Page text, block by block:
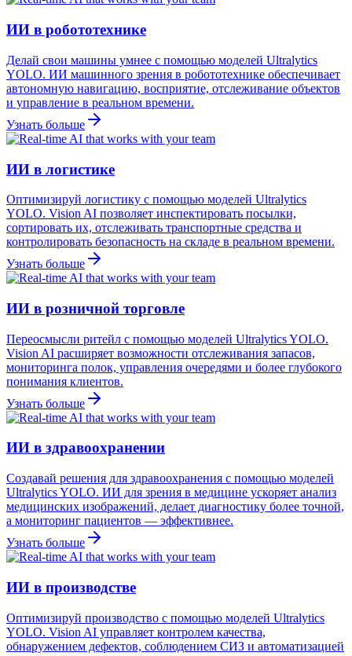
ИИ в робототехнике
Делай свои машины умнее с помощью моделей Ultralytics
YOLO. ИИ машинного зрения в робототехнике обеспечивает
автономную навигацию, восприятие, отслеживание объектов
и управление в реальном времени.
Узнать больше
ИИ в логистике
Оптимизируй логистику с помощью моделей Ultralytics
YOLO. Vision AI позволяет инспектировать посылки,
сортировать их, отслеживать транспортные средства и
контролировать безопасность на складе в реальном времени.
Узнать больше
ИИ в розничной торговле
Переосмысли ритейл с помощью моделей Ultralytics YOLO.
Vision AI расширяет возможности отслеживания запасов,
мониторинга полок, управления очередями и более глубокого
понимания клиентов.
Узнать больше
ИИ в здравоохранении
Создавай решения для здравоохранения с помощью моделей
Ultralytics YOLO. ИИ для зрения в медицине ускоряет анализ
медицинских изображений, делает диагностику более точной,
а мониторинг пациентов — эффективнее.
Узнать больше
ИИ в производстве
Оптимизируй производство с помощью моделей Ultralytics
YOLO. Vision AI управляет контролем качества,
обнаружением дефектов, соблюдением СИЗ и автоматизацией